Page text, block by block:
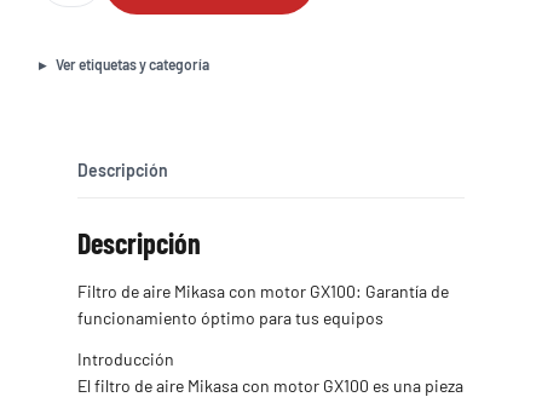
aire
conVer etiquetas y categoría
Descripción
Descripción
Filtro de aire Mikasa con motor GX100: Garantía de
funcionamiento óptimo para tus equipos
Introducción
El filtro de aire Mikasa con motor GX100 es una pieza